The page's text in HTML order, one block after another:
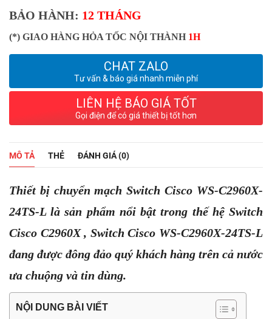
BẢO HÀNH: 12 THÁNG
(*) GIAO HÀNG HỎA TỐC NỘI THÀNH 1H
CHAT ZALO
Tư vấn & báo giá nhanh miễn phí
LIÊN HỆ BÁO GIÁ TỐT
Gọi điện để có giá thiết bị tốt hơn
MÔ TẢ THẺ ĐÁNH GIÁ (0)
Thiết bị chuyển mạch Switch Cisco WS-C2960X-
24TS-L là sản phẩm nổi bật trong thế hệ Switch
Cisco C2960X , Switch Cisco WS-C2960X-24TS-L
đang được đông đảo quý khách hàng trên cả nước
ưa chuộng và tin dùng.
NỘI DUNG BÀI VIẾT